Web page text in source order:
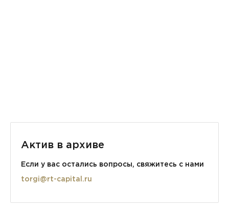
Актив в архиве
Если у вас остались вопросы, свяжитесь с нами
torgi@rt-capital.ru